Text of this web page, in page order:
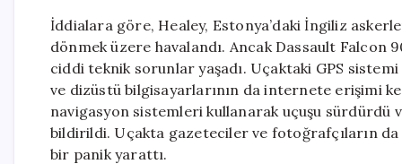
İddialara göre, Healey, Estonya’daki İngiliz
dönmek üzere havalandı. Ancak Dassault Falcon
ciddi teknik sorunlar yaşadı. Uçaktaki GPS
ve dizüstü bilgisayarlarının da internete erişimi
navigasyon sistemleri kullanarak uçuşu sürdürdü
bildirildi. Uçakta gazeteciler ve fotoğrafçıların da
bir panik yarattı.